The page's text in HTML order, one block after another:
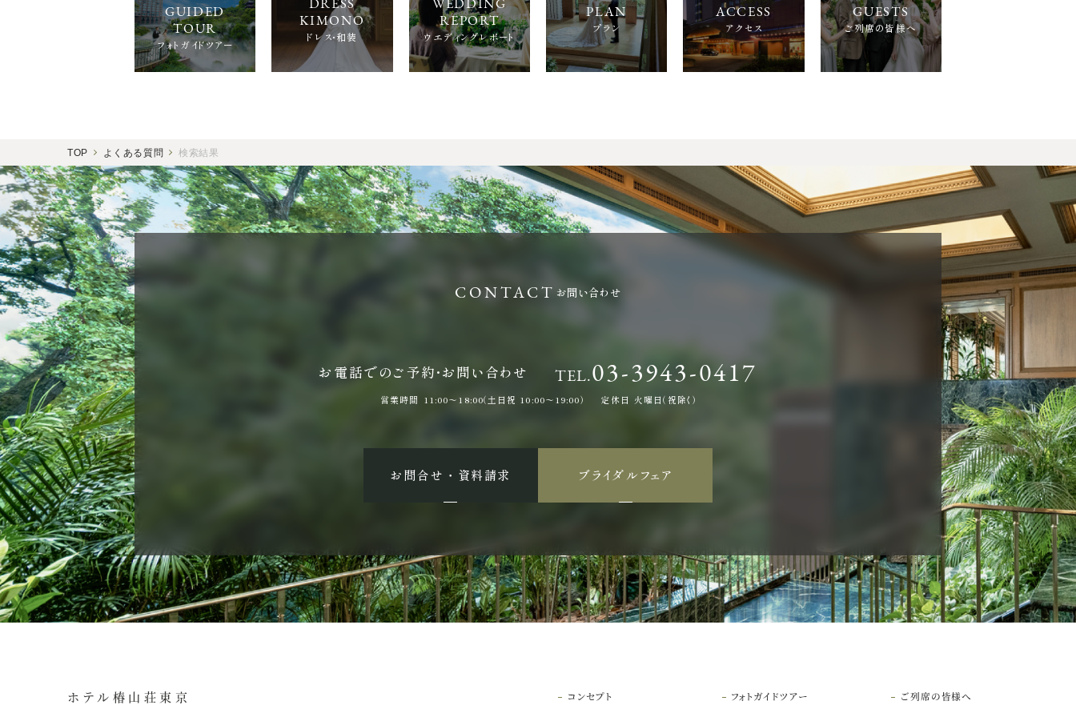
フォトガイドツアー
ドレス・和装 ウエディングレポート
プラン アクセス ご列席の皆様へ
TOP よくある質問 検索結果
お問い合わせ
お電話でのご予約・お問い合わせ TEL.03-3943-0417
営業時間 11:00〜18:00（土日祝 10:00〜19:00） 定休日 火曜日（祝除く）
お問合せ ・ 資料請求 ブライダルフェア
ホテル椿山荘東京 コンセプト フォトガイドツアー ご列席の皆様へ